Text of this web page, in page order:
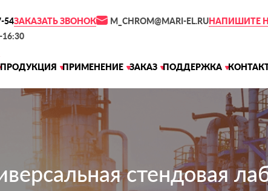
54ЗАКАЗАТЬ ЗВОНОК M_CHROM@MARI-EL.RUНАПИШИТЕ
ПРОДУКЦИЯ ПРИМЕНЕНИЕ ЗАКАЗ ПОДДЕРЖКА
стендовая